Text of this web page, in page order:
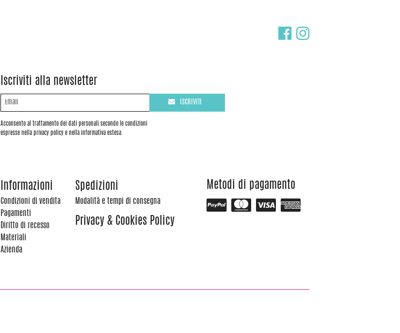
Iscriviti alla newsletter
Acconsento al trattamento dei dati personali secondo le condizioni
espresse nella privacy policy e nella informativa estesa.
ISCRIVITI
Informazioni
Condizioni di vendita
Pagamenti
Diritto di recesso
Materiali
Azienda
Spedizioni
Modalità e tempi di consegna
Privacy & Cookies Policy
Metodi di pagamento